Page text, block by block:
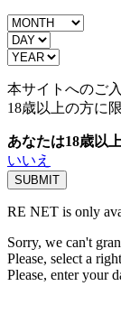
本サイトへのご入
18歳以上の方に
あなたは18歳以
いいえ
RE NET is only
Sorry, we can't
Please, select a
Please, enter your